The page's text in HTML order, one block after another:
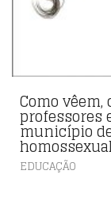
Como
professores
município
EDUCAÇÃO